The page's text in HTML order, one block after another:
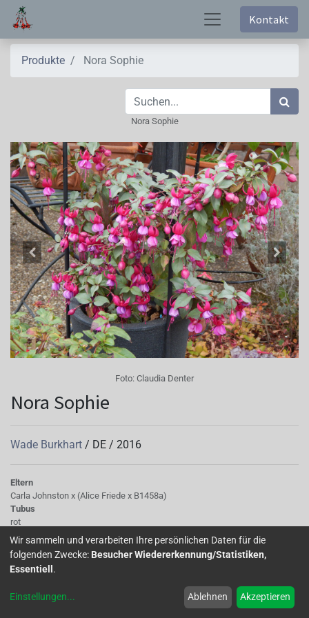
Kontakt
Produkte Nora Sophie
Nora Sophie
Foto: Claudia Denter
Nora Sophie
Wade Burkhart / DE / 2016
Eltern
Carla Johnston x (Alice Friede x B1458a)
Tubus
rot
Sepalen
hochgeschlagen, rot
Korolle/Petalen
blaulila
einfach bis halbgefüllt, mittelgroß
Wir sammeln und verarbeiten Ihre persönlichen Daten für die
folgenden Zwecke: Besucher Wiedererkennung/Statistiken,
Essentiell .
Einstellungen... Ablehnen Akzeptieren